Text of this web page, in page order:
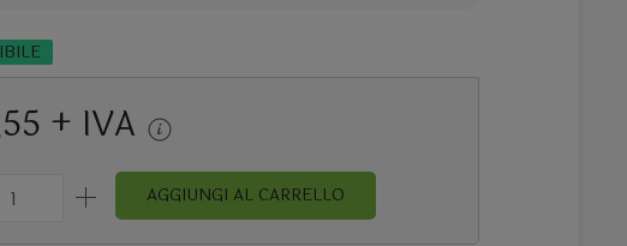
+ IVA
AGGIUNGI AL CARRELLO